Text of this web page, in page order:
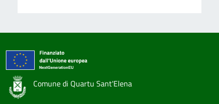
Comune di Quartu Sant'Elena